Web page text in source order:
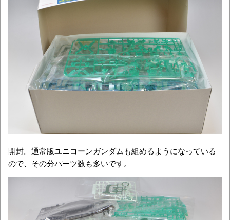
開封。通常版ユニコーンガンダムも組めるようになっている
ので、その分パーツ数も多いです。